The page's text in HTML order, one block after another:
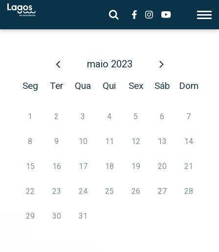
maio 2023
Seg Ter Qua Qui Sex Sáb Dom
1 2 3 4 5 6 7
8 9 10 11 12 13 14
15 16 17 18 19 20 21
22 23 24 25 26 27 28
29 30 31